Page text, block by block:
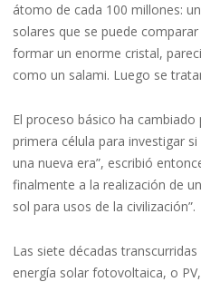
átomo de cada 100 millones:
solares que se puede
formar un enorme cristal,
como un salami. Luego se
El proceso básico ha
primera célula para investigar
una nueva era”, escribió
finalmente a la realización de
sol para usos de la civilización”.
Las siete décadas
energía solar fotovoltaica, o